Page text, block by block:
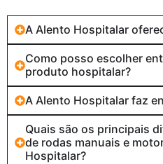
A Alento Hospitalar
Como posso escolher
produto hospitalar?
A Alento Hospitalar faz
Quais são os principais
de rodas manuais e
Hospitalar?